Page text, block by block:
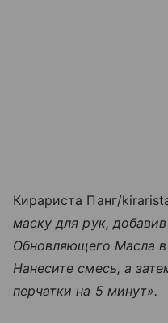
Кирариста Панг/
маску для рук,
Обновляющего Масла
Нанесите смесь, а
перчатки на 5 минут».